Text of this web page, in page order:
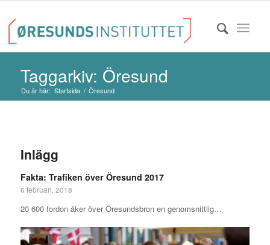
Taggarkiv: Öresund
Du är här: Startsida / Öresund
Inlägg
Fakta: Trafiken över Öresund 2017
6 februari, 2018
20 600 fordon åker över Öresundsbron en genomsnittlig…